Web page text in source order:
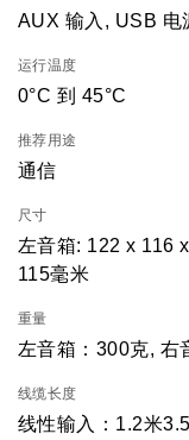
AUX 输入, USB 电
运行温度
0°C 到 45°C
推荐用途
通信
尺寸
左音箱: 122 x 116
115毫米
重量
左音箱：300克, 右
线缆长度
线性输入：1.2米